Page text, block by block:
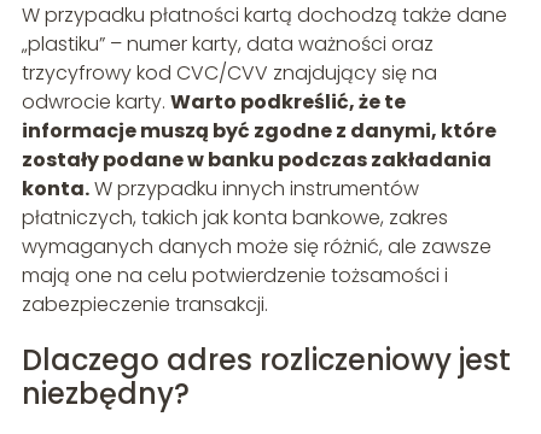
W przypadku płatności kartą dochodzą także dane
„plastiku” – numer karty, data ważności oraz
trzycyfrowy kod CVC/CVV znajdujący się na
odwrocie karty. Warto podkreślić, że te
informacje muszą być zgodne z danymi, które
zostały podane w banku podczas zakładania
konta.W przypadku innych instrumentów
płatniczych, takich jak konta bankowe, zakres
wymaganych danych może się różnić, ale zawsze
mają one na celu potwierdzenie tożsamości i
zabezpieczenie transakcji.
Dlaczego adres rozliczeniowy jest
niezbędny?